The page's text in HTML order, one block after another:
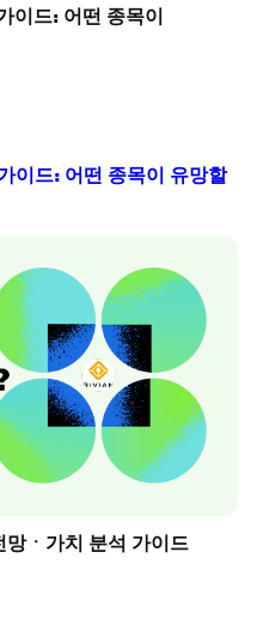
이드: 어떤 종목이
이드: 어떤 종목이 유망할
ㆍ가치 분석 가이드